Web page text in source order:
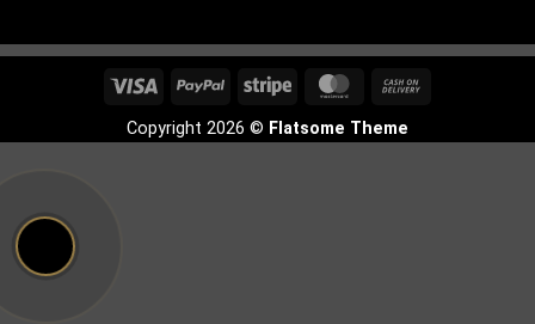
Visa PayPal Stripe MasterCard
Delivery
Copyright 2026 © Flatsome Theme